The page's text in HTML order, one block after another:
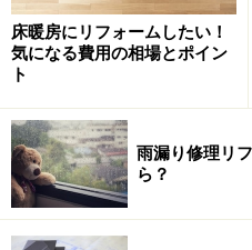
介します。
※記事内容は執筆時点のもので
い。
1/
床暖房にリフォームしたい！
気になる費用の相場とポイン
ト
雨漏り修理リ
ら？